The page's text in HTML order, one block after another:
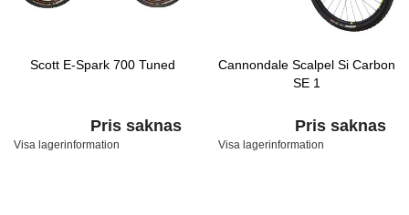
Scott E-Spark 700 Tuned
Pris saknas
Visa lagerinformation
Cannondale Scalpel Si Carbon
SE 1
Pris saknas
Visa lagerinformation